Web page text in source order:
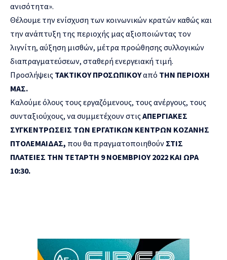
ανισότητα».
Θέλουμε την ενίσχυση των κοινωνικών κρατών καθώς και
την ανάπτυξη της περιοχής μας αξιοποιώντας τον
λιγνίτη, αύξηση μισθών, μέτρα προώθησης συλλογικών
διαπραγματεύσεων, σταθερή ενεργειακή τιμή.
Προσλήψεις ΤΑΚΤΙΚΟΥ ΠΡΟΣΩΠΙΚΟΥαπό ΤΗΝ ΠΕΡΙΟΧΗ
ΜΑΣ.
Καλούμε όλους τους εργαζόμενους, τους ανέργους, τους
συνταξιούχους, να συμμετέχουν στιςΑΠΕΡΓΙΑΚΕΣ
ΣΥΓΚΕΝΤΡΩΣΕΙΣ ΤΩΝ ΕΡΓΑΤΙΚΩΝ ΚΕΝΤΡΩΝ ΚΟΖΑΝΗΣ
ΠΤΟΛΕΜΑΙΔΑΣ, που θα πραγματοποιηθούν ΣΤΙΣ
ΠΛΑΤΕΙΕΣ ΤΗΝ ΤΕΤΑΡΤΗ 9 ΝΟΕΜΒΡΙΟΥ 2022 ΚΑΙ ΩΡΑ
10:30.